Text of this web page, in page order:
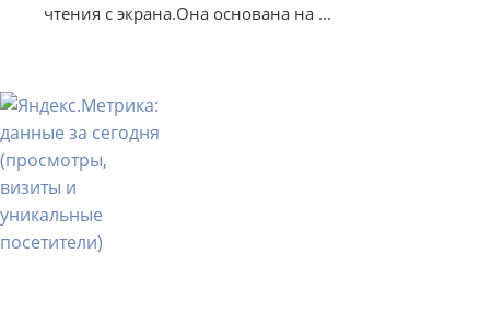
чтения с экрана.Она основана на ...